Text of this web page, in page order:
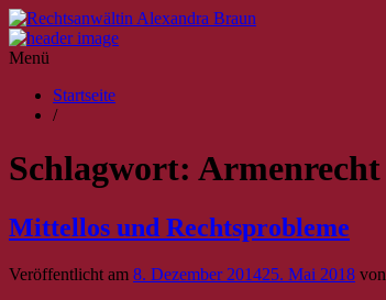
Menü
Startseite
/
Schlagwort: Armenrecht
Mittellos und Rechtsprobleme
Veröffentlicht am 8. Dezember 201425. Mai 2018 von